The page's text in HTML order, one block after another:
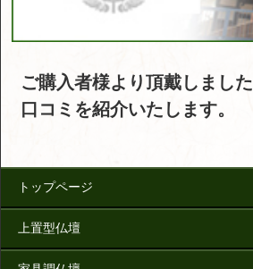
ご購入者様より頂戴しました
口コミを紹介いたします。
トップページ
上置型仏壇